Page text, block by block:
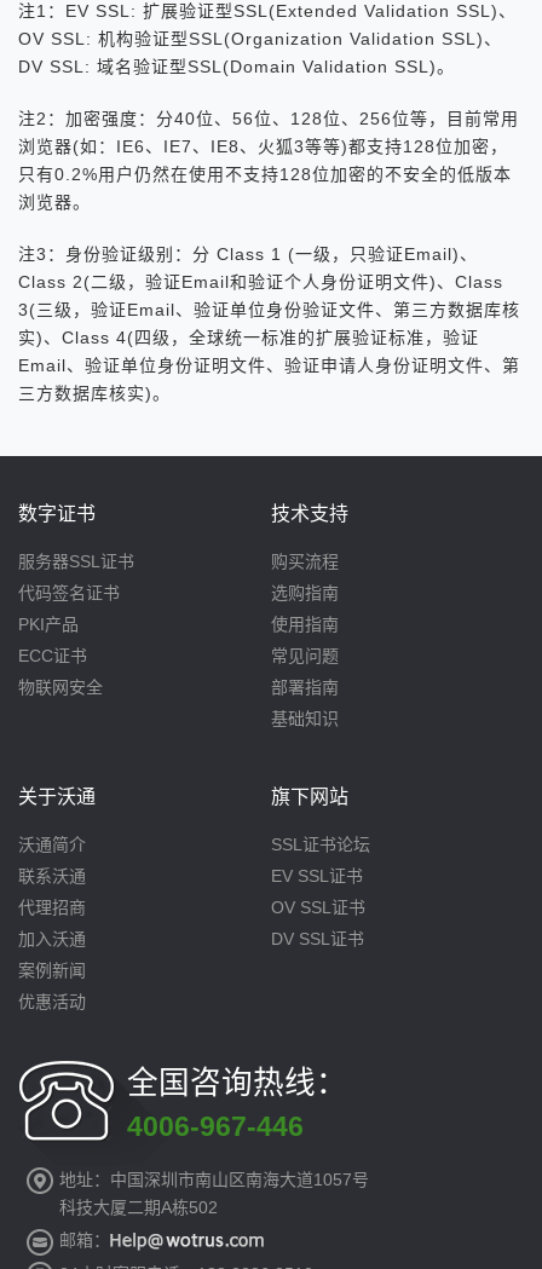
注1：EV SSL: 扩展验证型SSL(Extended Validation SSL)、
OV SSL: 机构验证型SSL(Organization Validation SSL)、
DV SSL: 域名验证型SSL(Domain Validation SSL)。
注2：加密强度：分40位、56位、128位、256位等，目前常用
浏览器(如：IE6、IE7、IE8、火狐3等等)都支持128位加密，
只有0.2%用户仍然在使用不支持128位加密的不安全的低版本
浏览器。
注3：身份验证级别：分 Class 1 (一级，只验证Email)、
Class 2(二级，验证Email和验证个人身份证明文件)、Class
3(三级，验证Email、验证单位身份验证文件、第三方数据库核
实)、Class 4(四级，全球统一标准的扩展验证标准，验证
Email、验证单位身份证明文件、验证申请人身份证明文件、第
三方数据库核实)。
数字证书
服务器SSL证书
代码签名证书
PKI产品
ECC证书
物联网安全
技术支持
购买流程
选购指南
使用指南
常见问题
部署指南
基础知识
关于沃通
沃通简介
联系沃通
代理招商
加入沃通
案例新闻
优惠活动
旗下网站
SSL证书论坛
EV SSL证书
OV SSL证书
DV SSL证书
全国咨询热线：
4006-967-446
地址：中国深圳市南山区南海大道1057号
科技大厦二期A栋502
邮箱：